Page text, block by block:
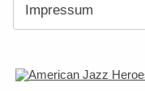
Impressum